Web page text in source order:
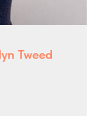
Tweed